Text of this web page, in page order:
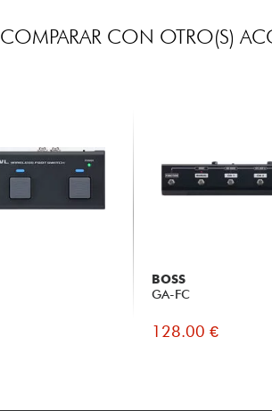
COMPARAR CON OTRO(S)
BOSS
GA-FC
128.00 €